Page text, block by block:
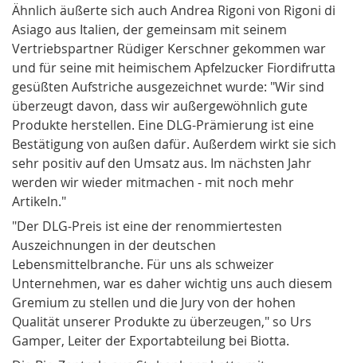
Ähnlich äußerte sich auch Andrea Rigoni von Rigoni di
Asiago aus Italien, der gemeinsam mit seinem
Vertriebspartner Rüdiger Kerschner gekommen war
und für seine mit heimischem Apfelzucker Fiordifrutta
gesüßten Aufstriche ausgezeichnet wurde: "Wir sind
überzeugt da­von, dass wir außergewöhnlich gute
Produkte herstellen. Eine DLG-Prämierung ist eine
Bestätigung von außen dafür. Außerdem wirkt sie sich
sehr positiv auf den Umsatz aus. Im nächsten Jahr
werden wir wieder mitmachen - mit noch mehr
Artikeln."
"Der DLG-Preis ist eine der ren­ommiertesten
Auszeichnungen in der deutschen
Lebensmittelbranche. Für uns als schweizer
Unternehmen, war es daher wichtig uns auch diesem
Gremium zu stellen und die Jury von der hohen
Qualität unserer Produkte zu überzeugen," so Urs
Gamper, Leiter der Exportabteilung bei Biotta.